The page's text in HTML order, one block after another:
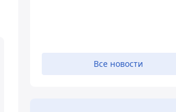
Все новости